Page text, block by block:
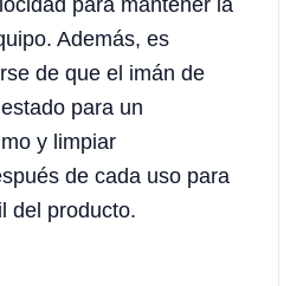
para mantener la
Además, es
de que el imán de
para un
y limpiar
de cada uso para
del producto.